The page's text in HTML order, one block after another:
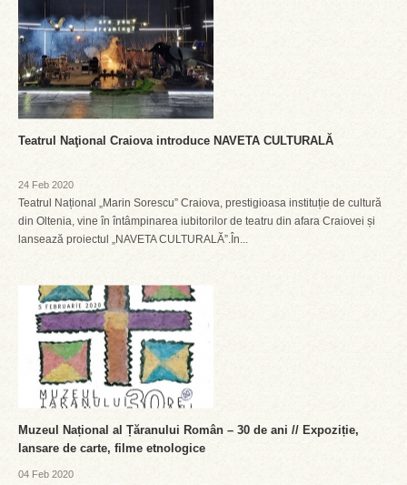
Teatrul Naţional Craiova introduce NAVETA CULTURALĂ
24 Feb 2020
Teatrul Național „Marin Sorescu” Craiova, prestigioasa instituție de cultură
din Oltenia, vine în întâmpinarea iubitorilor de teatru din afara Craiovei și
lansează proiectul „NAVETA CULTURALĂ”.În...
Muzeul Național al Țăranului Român – 30 de ani // Expoziție,
lansare de carte, filme etnologice
04 Feb 2020